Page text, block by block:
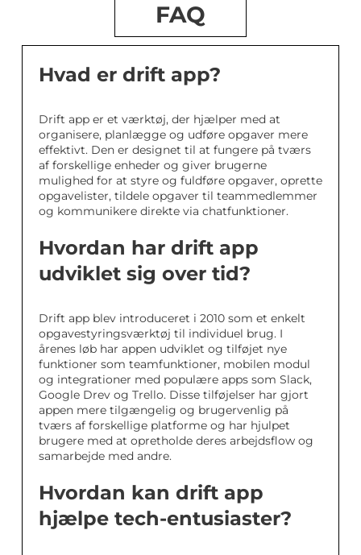
FAQ
Hvad er drift app?
Drift app er et værktøj, der hjælper med at
organisere, planlægge og udføre opgaver mere
effektivt. Den er designet til at fungere på tværs
af forskellige enheder og giver brugerne
mulighed for at styre og fuldføre opgaver, oprette
opgavelister, tildele opgaver til teammedlemmer
og kommunikere direkte via chatfunktioner.
Hvordan har drift app
udviklet sig over tid?
Drift app blev introduceret i 2010 som et enkelt
opgavestyringsværktøj til individuel brug. I
årenes løb har appen udviklet og tilføjet nye
funktioner som teamfunktioner, mobilen modul
og integrationer med populære apps som Slack,
Google Drev og Trello. Disse tilføjelser har gjort
appen mere tilgængelig og brugervenlig på
tværs af forskellige platforme og har hjulpet
brugere med at opretholde deres arbejdsflow og
samarbejde med andre.
Hvordan kan drift app
hjælpe tech-entusiaster?